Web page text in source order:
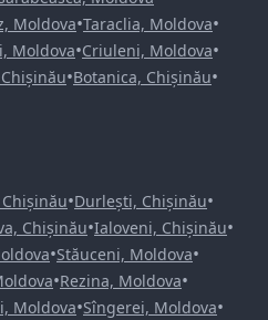
Moldova•Taraclia, Moldova•
Moldova•Criuleni, Moldova•
•Botanica, Chișinău•
•Durlești, Chișinău•
Chișinău•Ialoveni, Chișinău•
•Stăuceni, Moldova•
•Rezina, Moldova•
Moldova•Sîngerei, Moldova•